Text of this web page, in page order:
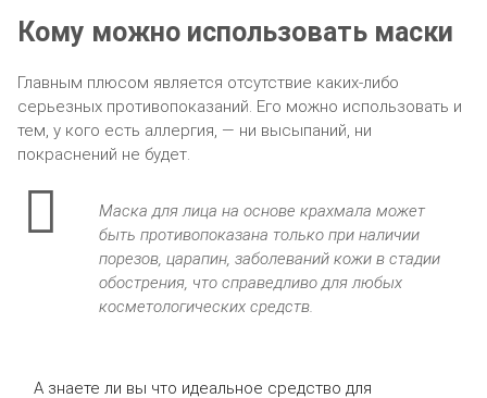
Кому можно использовать маски
Главным плюсом является отсутствие каких-либо
серьезных противопоказаний. Его можно использовать и
тем, у кого есть аллергия, — ни высыпаний, ни
покраснений не будет.
Маска для лица на основе крахмала может
быть противопоказана только при наличии
порезов, царапин, заболеваний кожи в стадии
обострения, что справедливо для любых
косметологических средств.
А знаете ли вы что идеальное средство для